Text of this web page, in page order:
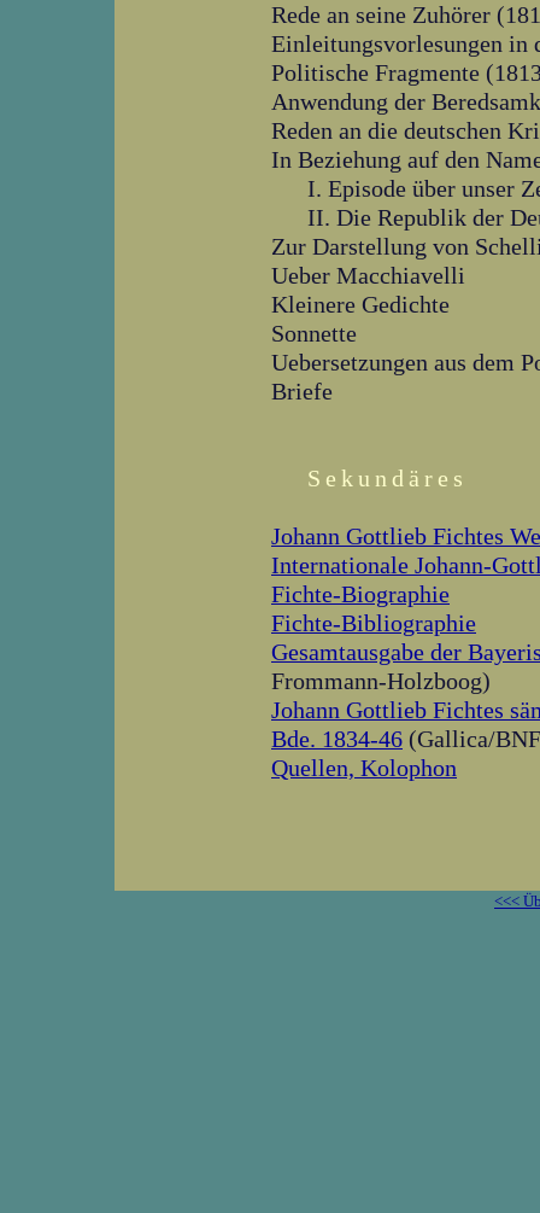
Rede an seine Zuhörer
Einleitungsvorlesungen in
Politische Fragmente
Anwendung der
Reden an die deutschen
In Beziehung auf den
I. Episode über unser
II. Die Republik der
Zur Darstellung von
Ueber Macchiavelli
Kleinere Gedichte
Sonnette
Uebersetzungen aus dem
Briefe
Sekundäres
Johann Gottlieb Fichtes
Internationale Johann-
Fichte-Biographie
Fichte-Bibliographie
Gesamtausgabe der
Frommann-Holzboog)
Johann Gottlieb Fichtes
Bde. 1834-46 (Gallica/
Quellen, Kolophon
<<<